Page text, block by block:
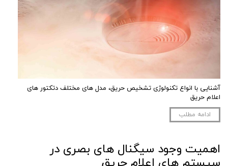
آشنایی با انواع تکنولوژی تشخیص حریق، مدل های مختلف دتکتور های
اعلام حریق
ادامه مطلب
اهمیت وجود سیگنال های بصری در